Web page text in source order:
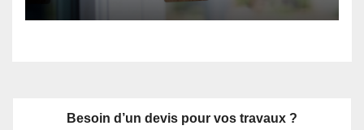
Besoin d’un devis pour vos travaux ?